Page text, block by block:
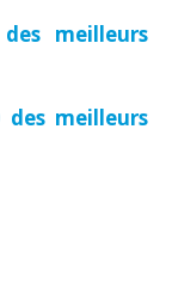
meilleurs
meilleurs